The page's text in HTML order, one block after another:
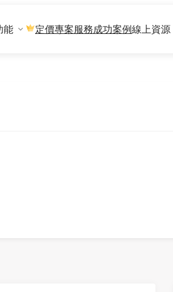
能 定價專案服務成功案例線上資源